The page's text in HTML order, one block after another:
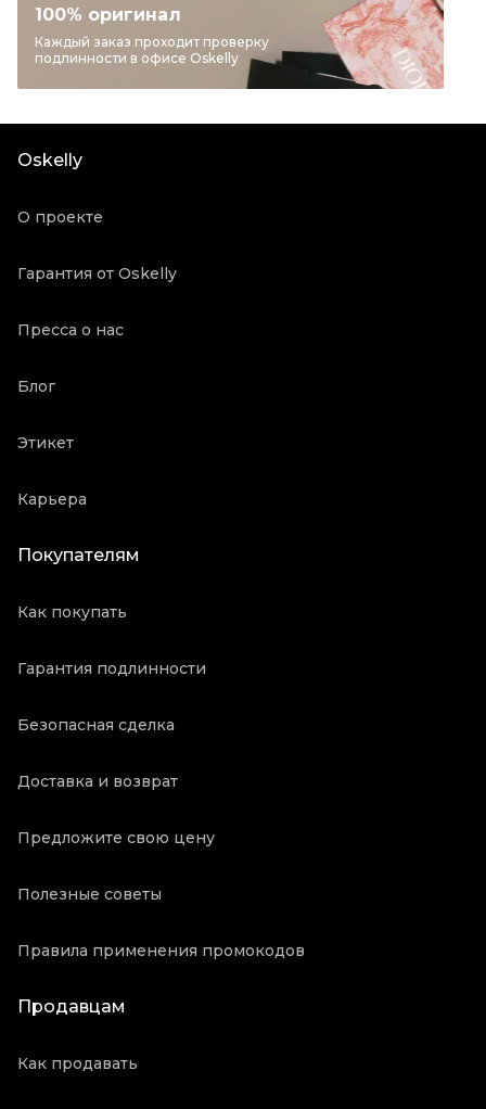
Категория
Бренд
CHLOE
Материал одежды
Шерсть
Состояние товара
100% оригинал
Каждый заказ проходит проверку
подлинности в офисе Oskelly
Oskelly
О проекте
Гарантия от Oskelly
Пресса о нас
Блог
Этикет
Карьера
Покупателям
Как покупать
Гарантия подлинности
Безопасная сделка
Доставка и возврат
Предложите свою цену
Полезные советы
Правила применения промокодов
Продавцам
Как продавать